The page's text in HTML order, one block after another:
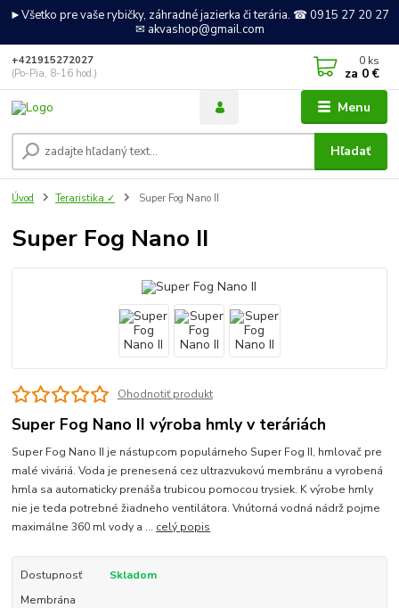
►Všetko pre vaše rybičky, záhradné jazierka či terária. ☎ 0915 27 20 27
✉ akvashop@gmail.com
Menu
Hľadať
+421915272027
(Po-Pia, 8-16 hod.)
0 ks
za 0 €
Úvod Teraristika ✓ Super Fog Nano II
Super Fog Nano II
Ohodnotiť produkt
Super Fog Nano II výroba hmly v teráriách
Super Fog Nano II je nástupcom populárneho Super Fog II, hmlovač pre
malé viváriá. Voda je prenesená cez ultrazvukovú membránu a vyrobená
hmla sa automaticky prenáša trubicou pomocou trysiek. K výrobe hmly
nie je teda potrebné žiadneho ventilátora. Vnútorná vodná nádrž pojme
maximálne 360 ml vody a ... celý popis
Dostupnosť
Skladom
Membrána